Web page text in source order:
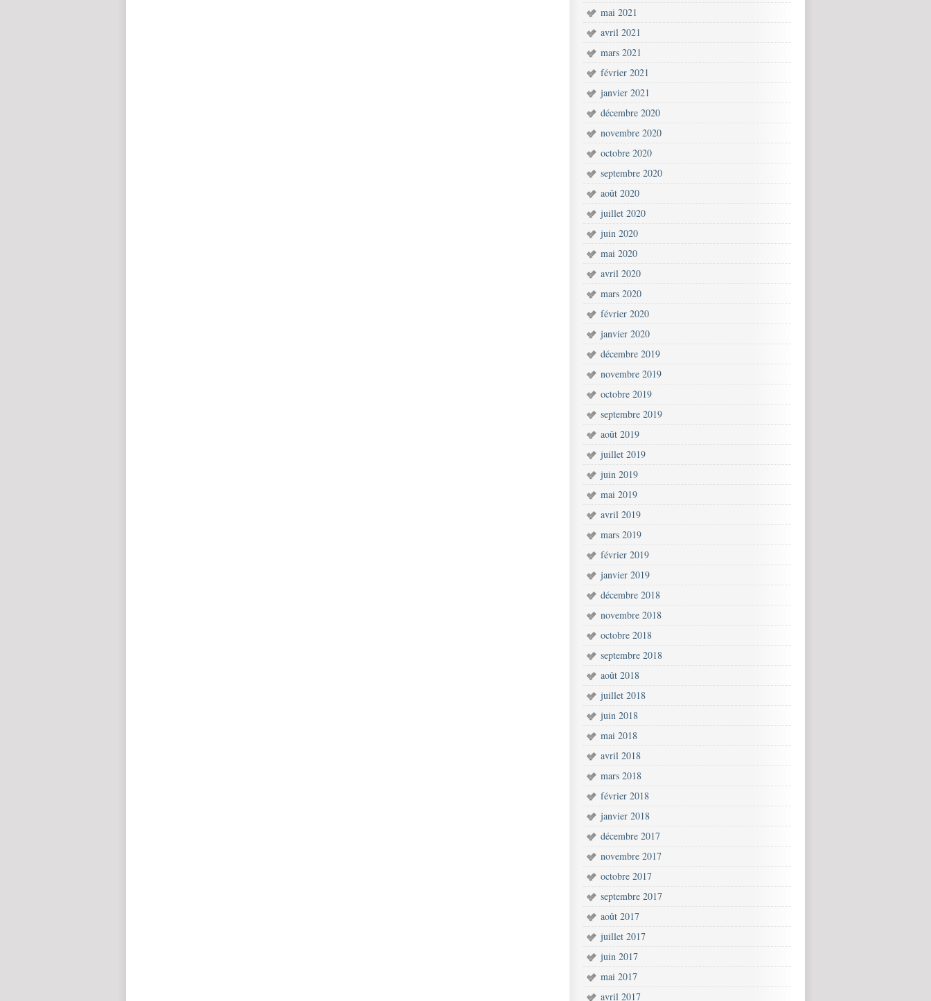
mai 2021
avril 2021
mars 2021
février 2021
janvier 2021
décembre 2020
novembre 2020
octobre 2020
septembre 2020
août 2020
juillet 2020
juin 2020
mai 2020
avril 2020
mars 2020
février 2020
janvier 2020
décembre 2019
novembre 2019
octobre 2019
septembre 2019
août 2019
juillet 2019
juin 2019
mai 2019
avril 2019
mars 2019
février 2019
janvier 2019
décembre 2018
novembre 2018
octobre 2018
septembre 2018
août 2018
juillet 2018
juin 2018
mai 2018
avril 2018
mars 2018
février 2018
janvier 2018
décembre 2017
novembre 2017
octobre 2017
septembre 2017
août 2017
juillet 2017
juin 2017
mai 2017
avril 2017